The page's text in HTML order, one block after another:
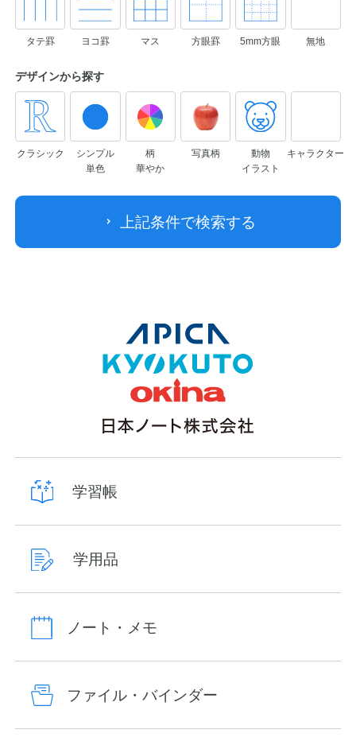
タテ罫 ヨコ罫 マス 方眼罫 5mm方眼 無地
デザインから探す
クラシック
シンプル
単色
柄
華やか
写真柄
動物
イラスト
キャラクター
上記条件で検索する
学習帳
学用品
ノート・メモ
ファイル・バインダー